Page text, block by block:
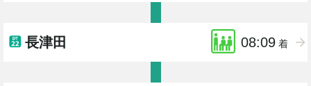
長津田 08:09 着